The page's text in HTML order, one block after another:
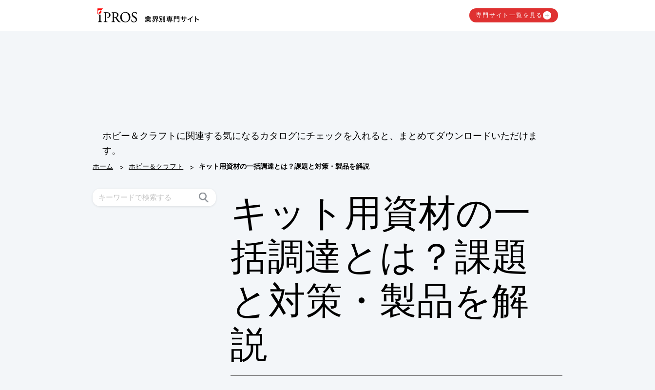
専門サイト一覧を見る
ホビー＆クラフトに関連する気になるカタログにチェックを入れると、まとめてダウンロードいただけま
す。
ホーム > ホビー＆クラフト > キット用資材の一括調達とは？課題と対策・製品を解説
キット用資材の一
括調達とは？課題
と対策・製品を解
説